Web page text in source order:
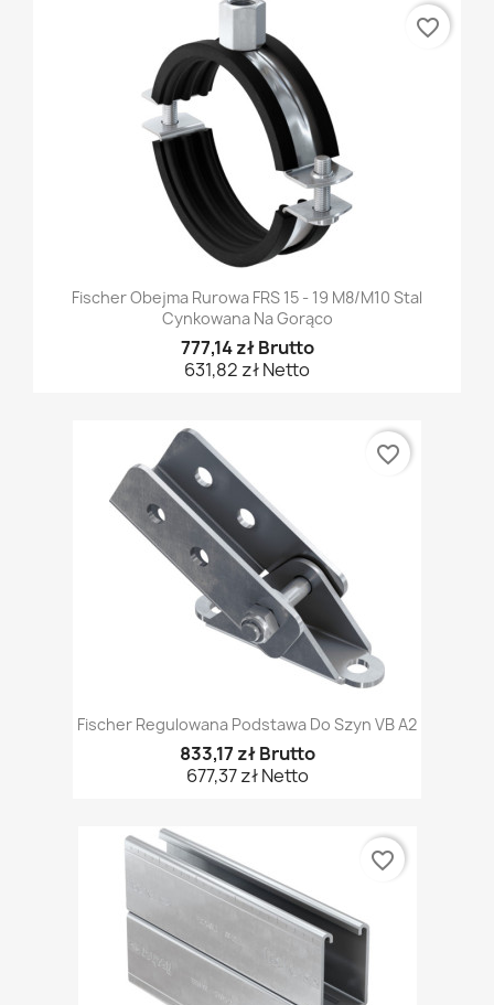
Fischer Obejma Rurowa FRS 15 - 19 M8/M10 Stal
Cynkowana Na Gorąco
777,14 zł Brutto
631,82 zł Netto
favorite_border
Fischer Regulowana Podstawa Do Szyn VB A2
833,17 zł Brutto
677,37 zł Netto
favorite_border
favorite_border